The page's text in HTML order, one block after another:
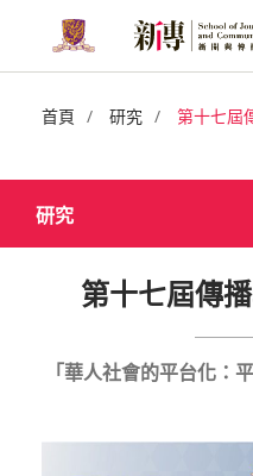
main
content首頁 / 研究 / 第十七屆
研究
第十七屆傳
「華人社會的平台化：